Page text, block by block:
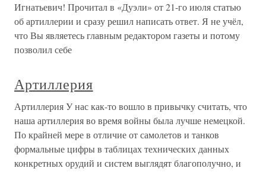
Игнатьевич! Прочитал в «Дуэли» от 21-го июля статью
об артиллерии и сразу решил написать ответ. Я не учёл,
что Вы являетесь главным редактором газеты и потому
позволил себе
Артиллерия
Артиллерия У нас как-то вошло в привычку считать, что
наша артиллерия во время войны была лучше немецкой.
По крайней мере в отличие от самолетов и танков
формальные цифры в таблицах технических данных
конкретных орудий и систем выглядят благополучно, и